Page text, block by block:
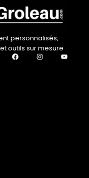
personnalisés,
outils sur mesure